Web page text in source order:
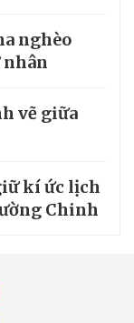
nghèo
nhân
vẽ giữa
kí ức lịch
Chinh